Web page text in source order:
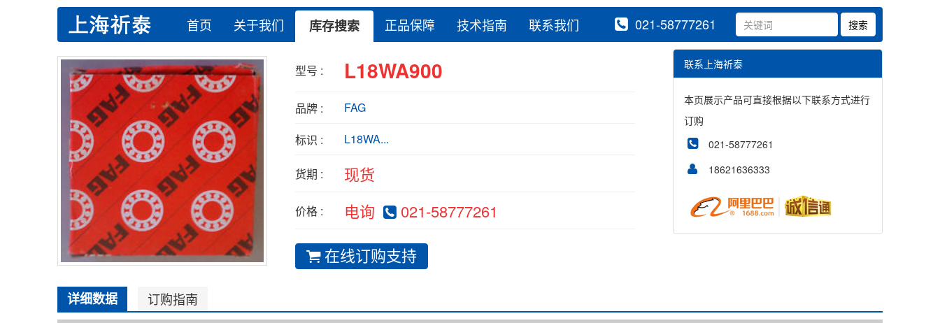
首页 关于我们 库存搜索 正品保障 技术指南 联系我们 021-58777261
型号 : L18WA900
品牌 :
FAG
标识 :
L18WA...
货期 : 现货
价格 : 电询 021-58777261
在线订购支持
联系上海祈泰
本页展示产品可直接根据以下联系方式进行
订购
021-58777261
18621636333
详细数据 订购指南